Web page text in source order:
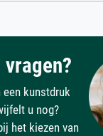
kunstdruk
u nog?
het kiezen van